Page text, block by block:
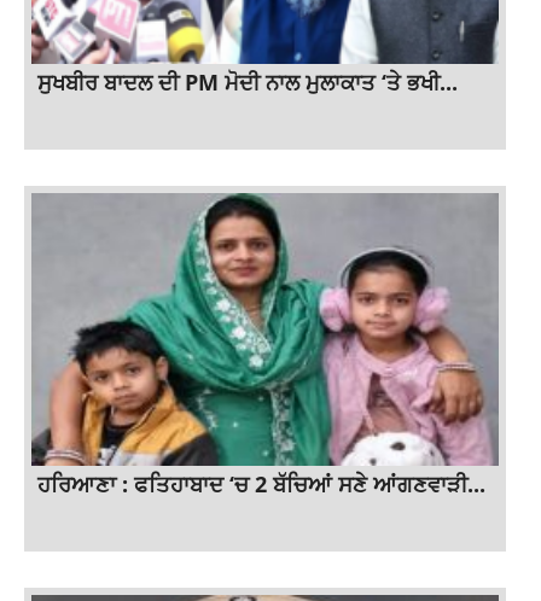
ਸੁਖਬੀਰ ਬਾਦਲ ਦੀ PM ਮੋਦੀ ਨਾਲ ਮੁਲਾਕਾਤ ‘ਤੇ ਭਖੀ...
ਹਰਿਆਣਾ : ਫਤਿਹਾਬਾਦ ‘ਚ 2 ਬੱਚਿਆਂ ਸਣੇ ਆਂਗਣਵਾੜੀ...